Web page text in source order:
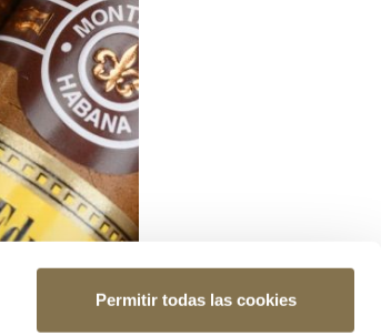
Permitir todas las cookies